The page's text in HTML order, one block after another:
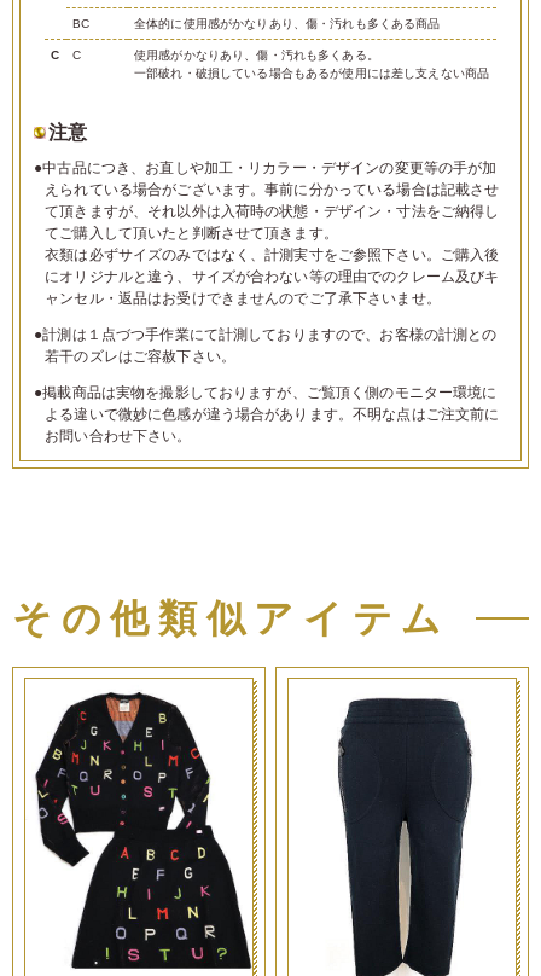
BC 全体的に使用感がかなりあり、傷・汚れも多くある商品
C C
使用感がかなりあり、傷・汚れも多くある。
一部破れ・破損している場合もあるが使用には差し支えない商品
注意
●中古品につき、お直しや加工・リカラー・デザインの変更等の手が加
えられている場合がございます。事前に分かっている場合は記載させ
て頂きますが、それ以外は入荷時の状態・デザイン・寸法をご納得し
てご購入して頂いたと判断させて頂きます。
衣類は必ずサイズのみではなく、計測実寸をご参照下さい。ご購入後
にオリジナルと違う、サイズが合わない等の理由でのクレーム及びキ
ャンセル・返品はお受けできませんのでご了承下さいませ。
●計測は１点づつ手作業にて計測しておりますので、お客様の計測との
若干のズレはご容赦下さい。
●掲載商品は実物を撮影しておりますが、ご覧頂く側のモニター環境に
よる違いで微妙に色感が違う場合があります。不明な点はご注文前に
お問い合わせ下さい。
その他類似アイテム